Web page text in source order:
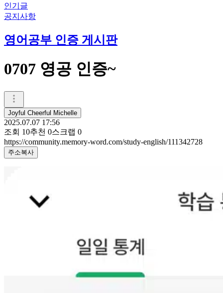
인기글
공지사항
영어공부 인증 게시판
0707 영공 인증~
Joyful Cheerful Michelle
2025.07.07 17:56
조회 10추천 0스크랩 0
https://community.memory-word.com/study-english/111342728
주소복사